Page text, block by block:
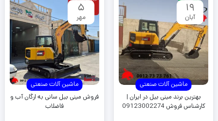
ماشین آلات صنعتی
19
آبان
بهترین برند مینی بیل در ایران |
کارشناس فروش 09123002274
ماشین آلات صنعتی
5
مهر
فروش مینی بیل سانی به ارگان آب و
فاضلاب